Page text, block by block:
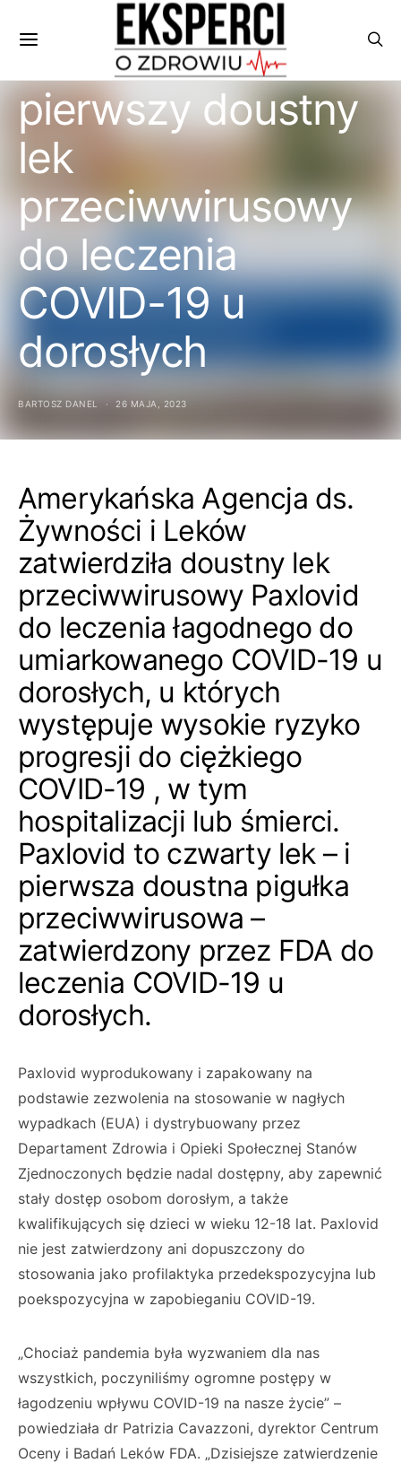
FDA zatwierdza
Paxlovid –
pierwszy doustny
lek
przeciwwirusowy
do leczenia
COVID-19 u
dorosłych
BARTOSZ DANEL 26 MAJA, 2023
Amerykańska Agencja ds.
Żywności i Leków
zatwierdziła doustny lek
przeciwwirusowy Paxlovid
do leczenia łagodnego do
umiarkowanego COVID-19 u
dorosłych, u których
występuje wysokie ryzyko
progresji do ciężkiego
COVID-19 , w tym
hospitalizacji lub śmierci.
Paxlovid to czwarty lek – i
pierwsza doustna pigułka
przeciwwirusowa –
zatwierdzony przez FDA do
leczenia COVID-19 u
dorosłych.
Paxlovid wyprodukowany i zapakowany na
podstawie zezwolenia na stosowanie w nagłych
wypadkach (EUA) i dystrybuowany przez
Departament Zdrowia i Opieki Społecznej Stanów
Zjednoczonych będzie nadal dostępny, aby zapewnić
stały dostęp osobom dorosłym, a także
kwalifikujących się dzieci w wieku 12-18 lat. Paxlovid
nie jest zatwierdzony ani dopuszczony do
stosowania jako profilaktyka przedekspozycyjna lub
poekspozycyjna w zapobieganiu COVID-19.
„Chociaż pandemia była wyzwaniem dla nas
wszystkich, poczyniliśmy ogromne postępy w
łagodzeniu wpływu COVID-19 na nasze życie” –
powiedziała dr Patrizia Cavazzoni, dyrektor Centrum
Oceny i Badań Leków FDA. „Dzisiejsze zatwierdzenie